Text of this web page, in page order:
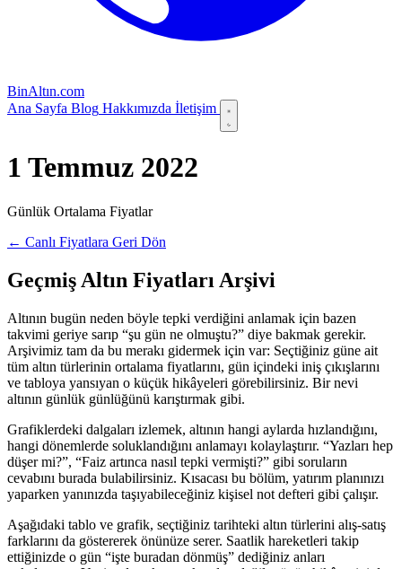
BinAltın.com
Ana Sayfa Blog Hakkımızda İletişim
1 Temmuz 2022
Günlük Ortalama Fiyatlar
← Canlı Fiyatlara Geri Dön
Geçmiş Altın Fiyatları Arşivi
Altının bugün neden böyle tepki verdiğini anlamak için bazen
takvimi geriye sarıp “şu gün ne olmuştu?” diye bakmak gerekir.
Arşivimiz tam da bu merakı gidermek için var: Seçtiğiniz güne ait
tüm altın türlerinin ortalama fiyatlarını, gün içindeki iniş çıkışlarını
ve tabloya yansıyan o küçük hikâyeleri görebilirsiniz. Bir nevi
altının günlük günlüğünü karıştırmak gibi.
Grafiklerdeki dalgaları izlemek, altının hangi aylarda hızlandığını,
hangi dönemlerde soluklandığını anlamayı kolaylaştırır. “Yazları hep
düşer mi?”, “Faiz artınca nasıl tepki vermişti?” gibi soruların
cevabını burada bulabilirsiniz. Kısacası bu bölüm, yatırım planınızı
yaparken yanınızda taşıyabileceğiniz kişisel not defteri gibi çalışır.
Aşağıdaki tablo ve grafik, seçtiğiniz tarihteki altın türlerini alış-satış
farklarını da göstererek önünüze serer. Saatlik hareketleri takip
ettiğinizde o gün “işte buradan dönmüş” dediğiniz anları